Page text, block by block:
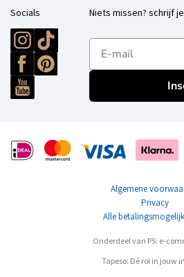
Socials Niets missen? schrijf
E-mailadres
Algemene
Privacy
Alle
Onderdeel van PS: e-
Tapeso: Dé rol in jouw